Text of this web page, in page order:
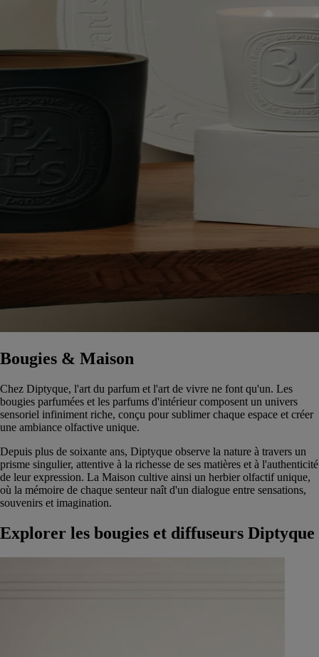
Bougies & Maison
Chez Diptyque, l'art du parfum et l'art de vivre ne font qu'un. Les
bougies parfumées et les parfums d'intérieur composent un univers
sensoriel infiniment riche, conçu pour sublimer chaque espace et créer
une ambiance olfactive unique.
Depuis plus de soixante ans, Diptyque observe la nature à travers un
prisme singulier, attentive à la richesse de ses matières et à l'authenticité
de leur expression. La Maison cultive ainsi un herbier olfactif unique,
où la mémoire de chaque senteur naît d'un dialogue entre sensations,
souvenirs et imagination.
Explorer les bougies et diffuseurs Diptyque